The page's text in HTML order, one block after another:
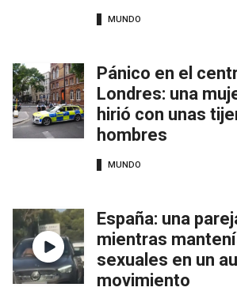
MUNDO
Pánico en el
Londres: una
hirió con unas
hombres
MUNDO
España: una
mientras
sexuales en un
movimiento